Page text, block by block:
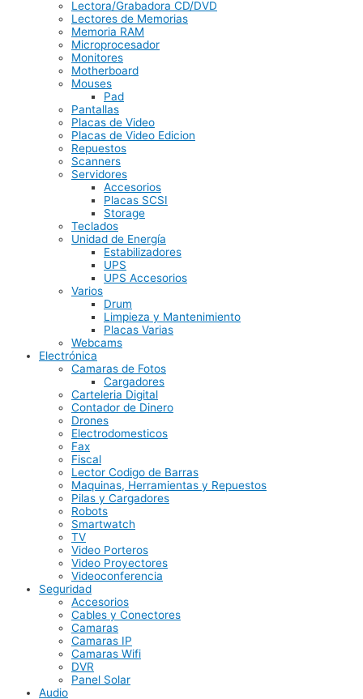
Lectora/Grabadora CD/DVD
Lectores de Memorias
Memoria RAM
Microprocesador
Monitores
Motherboard
Mouses
Pad
Pantallas
Placas de Video
Placas de Video Edicion
Repuestos
Scanners
Servidores
Accesorios
Placas SCSI
Storage
Teclados
Unidad de Energía
Estabilizadores
UPS
UPS Accesorios
Varios
Drum
Limpieza y Mantenimiento
Placas Varias
Webcams
Electrónica
Camaras de Fotos
Cargadores
Carteleria Digital
Contador de Dinero
Drones
Electrodomesticos
Fax
Fiscal
Lector Codigo de Barras
Maquinas, Herramientas y Repuestos
Pilas y Cargadores
Robots
Smartwatch
TV
Video Porteros
Video Proyectores
Videoconferencia
Seguridad
Accesorios
Cables y Conectores
Camaras
Camaras IP
Camaras Wifi
DVR
Panel Solar
Audio